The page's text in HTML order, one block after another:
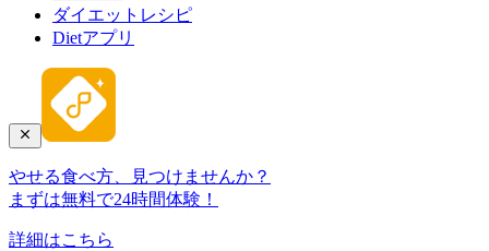
ダイエットレシピ
Dietアプリ
やせる食べ方、見つけませんか？
まずは無料で24時間体験！
詳細はこちら